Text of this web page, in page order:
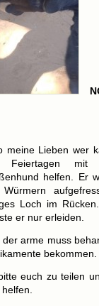
meine Lieben wer
Feiertagen mit
helfen. Er
Würmern
Loch im
er nur erleiden.
der arme muss
bekommen.
euch zu teilen